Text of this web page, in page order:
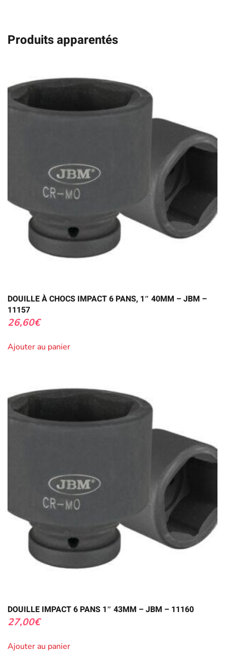
Produits apparentés
DOUILLE À CHOCS IMPACT 6 PANS, 1″ 40MM – JBM –
11157
26,60€
Ajouter au panier
DOUILLE IMPACT 6 PANS 1″ 43MM – JBM – 11160
27,00€
Ajouter au panier